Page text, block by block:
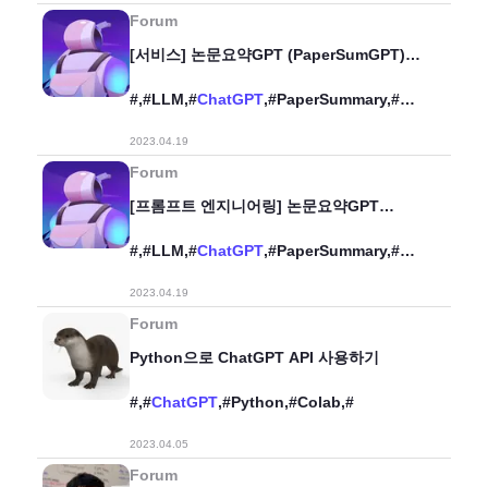
Forum
[서비스] 논문요약GPT (PaperSumGPT)
#,#LLM,#ChatGPT,#PaperSummary,#
#CLI,#
2023.04.19
Forum
[프롬프트 엔지니어링] 논문요약GPT
#,#LLM,#ChatGPT,#PaperSummary,#
프롬프트엔지니어링,#Promptengineering,
#
2023.04.19
Forum
Python으로 ChatGPT API 사용하기
#,#ChatGPT,#Python,#Colab,#
2023.04.05
Forum